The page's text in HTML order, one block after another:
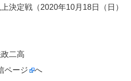
決定戦（2020年10月18日（日）
二高
ページ へ